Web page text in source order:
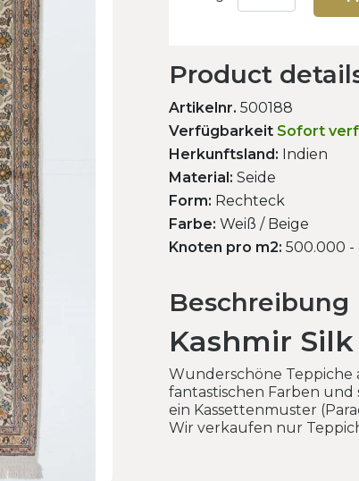
Product
Artikelnr. 500188
Verfügbarkeit Sofort
Herkunftsland: Indien
Material: Seide
Form: Rechteck
Farbe: Weiß / Beige
Knoten pro m2: 500.000
Beschreibung
Kashmir
Wunderschöne Teppiche
fantastischen Farben und
ein Kassettenmuster
Wir verkaufen nur